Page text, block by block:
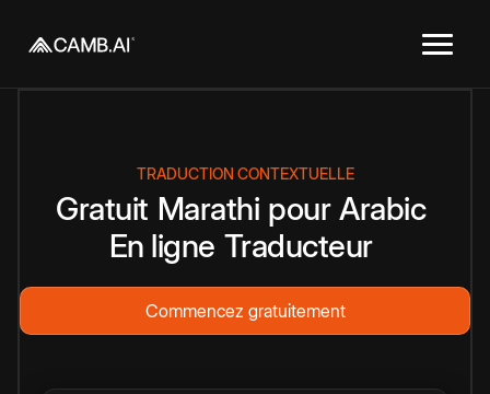
TRADUCTION CONTEXTUELLE
Gratuit Marathi pour Arabic
En ligne Traducteur
Commencez gratuitement